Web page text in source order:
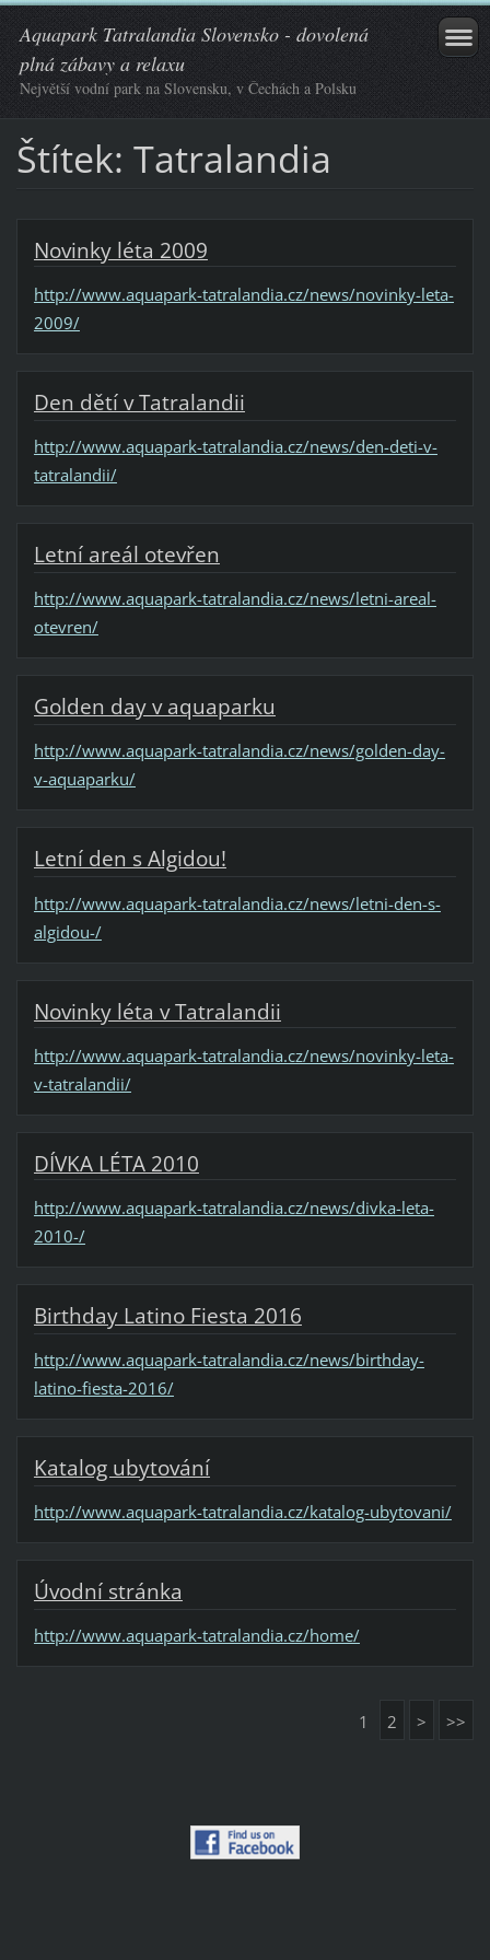
Aquapark Tatralandia Slovensko - dovolená
plná zábavy a relaxu
Největší vodní park na Slovensku, v Čechách a Polsku
Štítek: Tatralandia
Novinky léta 2009
http://www.aquapark-tatralandia.cz/news/novinky-leta-
2009/
Den dětí v Tatralandii
http://www.aquapark-tatralandia.cz/news/den-deti-v-
tatralandii/
Letní areál otevřen
http://www.aquapark-tatralandia.cz/news/letni-areal-
otevren/
Golden day v aquaparku
http://www.aquapark-tatralandia.cz/news/golden-day-
v-aquaparku/
Letní den s Algidou!
http://www.aquapark-tatralandia.cz/news/letni-den-s-
algidou-/
Novinky léta v Tatralandii
http://www.aquapark-tatralandia.cz/news/novinky-leta-
v-tatralandii/
DÍVKA LÉTA 2010
http://www.aquapark-tatralandia.cz/news/divka-leta-
2010-/
Birthday Latino Fiesta 2016
http://www.aquapark-tatralandia.cz/news/birthday-
latino-fiesta-2016/
Katalog ubytování
http://www.aquapark-tatralandia.cz/katalog-ubytovani/
Úvodní stránka
http://www.aquapark-tatralandia.cz/home/
1 2 > >>